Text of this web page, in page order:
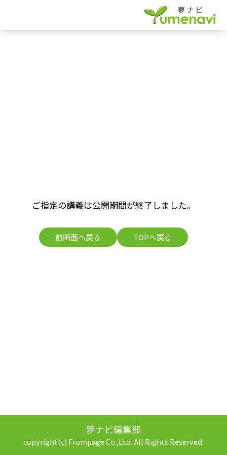
ご指定の講義は公開期間が終了しました。
前画面へ戻る TOPへ戻る
夢ナビ編集部
copyright(c) Frompage Co.,Ltd. All Rights Reserved.